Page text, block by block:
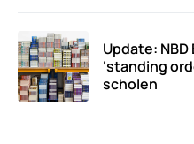
Update:
‘standing
scholen